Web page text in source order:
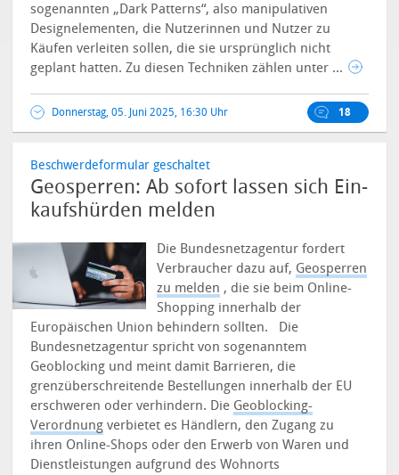
sogenannten „Dark Patterns“, also manipulativen
Designelementen, die Nutzerinnen und Nutzer zu
Käufen verleiten sollen, die sie ursprünglich nicht
geplant hatten. Zu diesen Techniken zählen unter ...
Donnerstag, 05. Juni 2025, 16:30 Uhr 18
Beschwerdeformular geschaltet
Geosperren: Ab sofort lassen sich Ein­
kau­fshürden melden
Die Bundesnetzagentur fordert
Verbraucher dazu auf, Geosperren
zu melden , die sie beim Online-
Shopping innerhalb der
Europäischen Union behindern sollten.
Die
Bundesnetzagentur spricht von sogenanntem
Geoblocking und meint damit Barrieren, die
grenzüberschreitende Bestellungen innerhalb der EU
erschweren oder verhindern. Die Geoblocking-
Verordnung verbietet es Händlern, den Zugang zu
ihren Online-Shops oder den Erwerb von Waren und
Dienstleistungen aufgrund des Wohnorts